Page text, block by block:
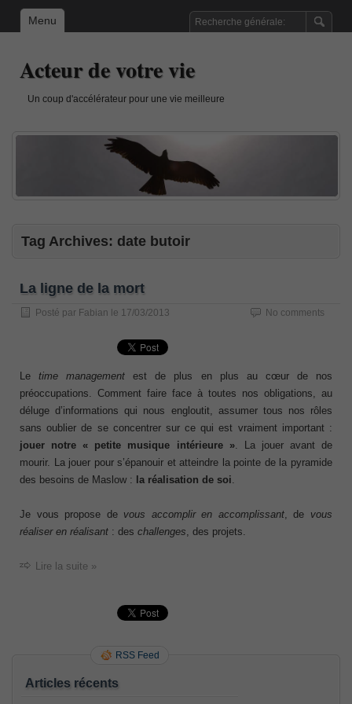
Menu
Acteur de votre vie
Un coup d'accélérateur pour une vie meilleure
Tag Archives: date butoir
La ligne de la mort
Posté par Fabian le 17/03/2013 No comments
Letime management est de plus en plus au cœur de nos
préoccupations. Comment faire face à toutes nos obligations, au
déluge d’informations qui nous engloutit, assumer tous nos rôles
sans oublier de se concentrer sur ce qui est vraiment important :
jouer notre « petite musique intérieure ». La jouer avant de
mourir. La jouer pour s’épanouir et atteindre la pointe de la pyramide
des besoins de Maslow : la réalisation de soi
Je vous propose de vous accomplir en accomplissant, de vous
réaliser en réalisant : des challenges , des projets.
Lire la suite »
RSS Feed
Articles récents